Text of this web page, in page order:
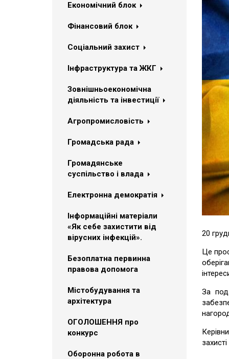
Економічний блок
Фінансовий блок
Соціальний захист
Інфраструктура та ЖКГ
Зовнішньоекономічна
діяльність та інвестиції
Агропромисловість
Громадська рада
Громадянське
суспільство і влада
Електронна демократія
Інформаційні матеріали
«Як себе захистити від
вірусних інфекцій».
Безоплатна первинна
правова допомога
Містобудування та
архітектура
ОГОЛОШЕННЯ про
конкурс
Оборонна робота в
20
Це
За